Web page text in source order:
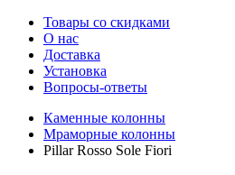
Товары со скидками
О нас
Доставка
Установка
Вопросы-ответы
Каменные колонны
Мраморные колонны
Pillar Rosso Sole Fiori